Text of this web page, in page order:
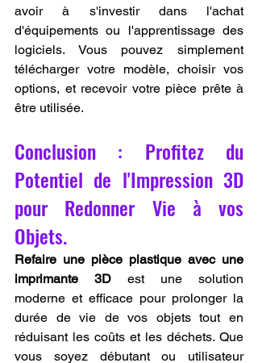
avoir à s'investir dans l'achat
d'équipements ou l'apprentissage des
logiciels. Vous pouvez simplement
télécharger votre modèle, choisir vos
options, et recevoir votre pièce prête à
être utilisée.
Conclusion : Profitez du
Potentiel de l'Impression 3D
pour Redonner Vie à vos
Objets.
Refaire une pièce plastique avec une
imprimante 3D est une solution
moderne et efficace pour prolonger la
durée de vie de vos objets tout en
réduisant les coûts et les déchets. Que
vous soyez débutant ou utilisateur